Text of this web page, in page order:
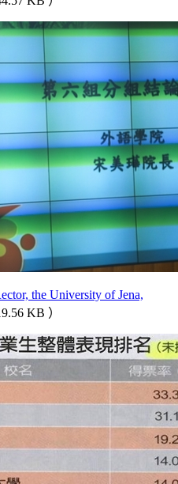
the University of Jena,
KB ）